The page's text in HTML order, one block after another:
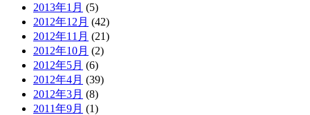
2013年1月 (5)
2012年12月 (42)
2012年11月 (21)
2012年10月 (2)
2012年5月 (6)
2012年4月 (39)
2012年3月 (8)
2011年9月 (1)